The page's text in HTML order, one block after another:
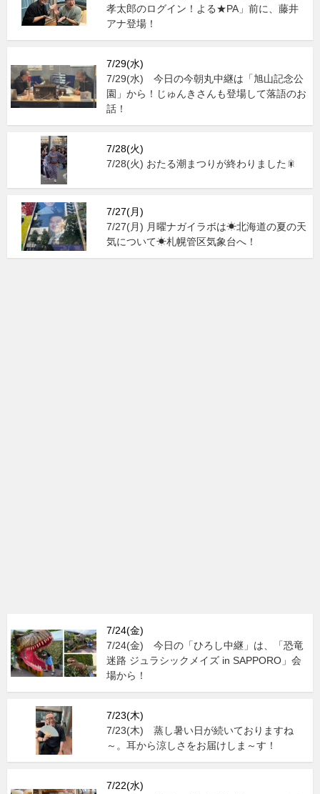
孝太郎のログイン！よる★PA」前に、藤井
アナ登場！
7/29(水)
7/29(水) 今日の今朝丸中継は「旭山記念公
園」から！じゅんきさんも登場して落語のお
話！
7/28(火)
7/28(火) おたる潮まつりが終わりました🎇
7/27(月)
7/27(月) 月曜ナガイラボは☀北海道の夏の天
気について☀札幌管区気象台へ！
7/24(金)
7/24(金) 今日の「ひろし中継」は、「恐竜
迷路 ジュラシックメイズ in SAPPORO」会
場から！
7/23(木)
7/23(木) 蒸し暑い日が続いておりますね
～。耳から涼しさをお届けしま～す！
7/22(水)